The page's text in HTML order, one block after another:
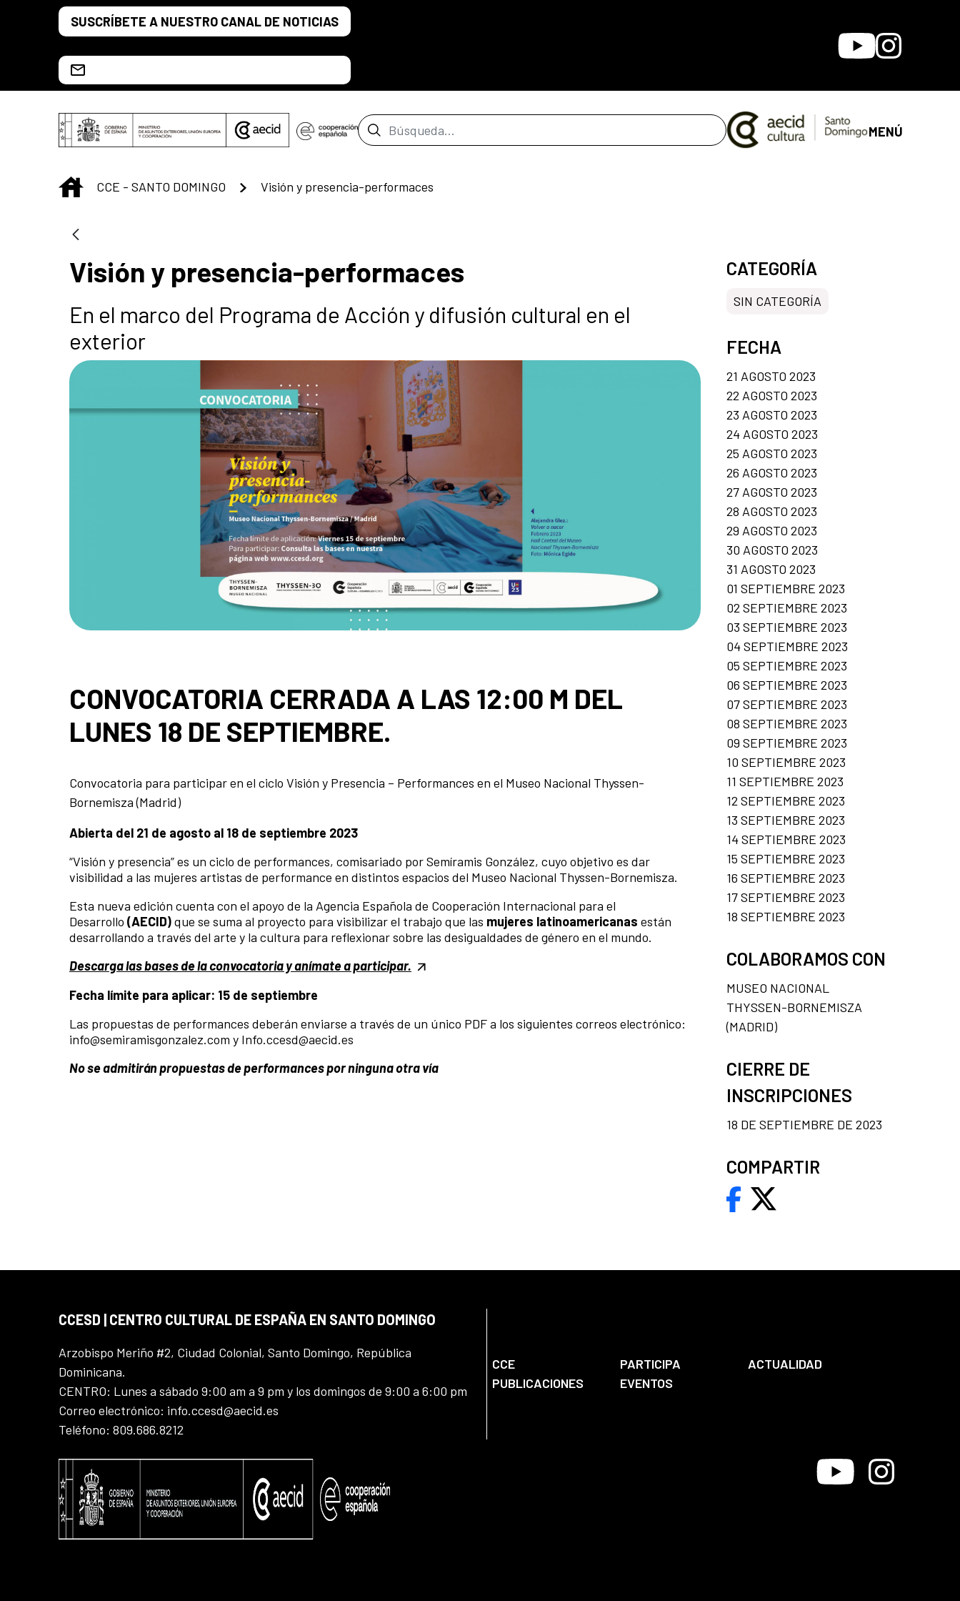
Saltar al contenido principal
SUSCRÍBETE A NUESTRO CANAL DE NOTICIAS
YoutubeInstagram
Barra de búsqueda MENÚ
INICIO
CCE - SANTO DOMINGO Visión y presencia-performaces
Visión y presencia-performaces
En el marco del Programa de Acción y difusión cultural en el
exterior
CONVOCATORIA CERRADA A LAS 12:00 M DEL
LUNES 18 DE SEPTIEMBRE.
Convocatoria para participar en el ciclo Visión y Presencia – Performances en el Museo Nacional Thyssen-
Bornemisza (Madrid)
Abierta del 21 de agosto al 18 de septiembre 2023
“Visión y presencia” es un ciclo de performances, comisariado por Semíramis González, cuyo objetivo es dar
visibilidad a las mujeres artistas de performance en distintos espacios del Museo Nacional Thyssen-Bornemisza.
Esta nueva edición cuenta con el apoyo de la Agencia Española de Cooperación Internacional para el
Desarrollo (AECID)que se suma al proyecto para visibilizar el trabajo que las mujeres latinoamericanas están
desarrollando a través del arte y la cultura para reflexionar sobre las desigualdades de género en el mundo.
Descarga las bases de la convocatoria y anímate a participar.
Fecha límite para aplicar: 15 de septiembre
Las propuestas de performances deberán enviarse a través de un único PDF a los siguientes correos electrónico:
info@semiramisgonzalez.com y Info.ccesd@aecid.es
No se admitirán propuestas de performances por ninguna otra vía
CATEGORÍA
SIN CATEGORÍA
FECHA
21 AGOSTO 2023
22 AGOSTO 2023
23 AGOSTO 2023
24 AGOSTO 2023
25 AGOSTO 2023
26 AGOSTO 2023
27 AGOSTO 2023
28 AGOSTO 2023
29 AGOSTO 2023
30 AGOSTO 2023
31 AGOSTO 2023
01 SEPTIEMBRE 2023
02 SEPTIEMBRE 2023
03 SEPTIEMBRE 2023
04 SEPTIEMBRE 2023
05 SEPTIEMBRE 2023
06 SEPTIEMBRE 2023
07 SEPTIEMBRE 2023
08 SEPTIEMBRE 2023
09 SEPTIEMBRE 2023
10 SEPTIEMBRE 2023
11 SEPTIEMBRE 2023
12 SEPTIEMBRE 2023
13 SEPTIEMBRE 2023
14 SEPTIEMBRE 2023
15 SEPTIEMBRE 2023
16 SEPTIEMBRE 2023
17 SEPTIEMBRE 2023
18 SEPTIEMBRE 2023
COLABORAMOS CON
MUSEO NACIONAL
THYSSEN-BORNEMISZA
(MADRID)
CIERRE DE
INSCRIPCIONES
18 DE SEPTIEMBRE DE 2023
COMPARTIR
CCESD | CENTRO CULTURAL DE ESPAÑA EN SANTO DOMINGO
Arzobispo Meriño #2, Ciudad Colonial, Santo Domingo, República
Dominicana.
CENTRO: Lunes a sábado 9:00 am a 9 pm y los domingos de 9:00 a 6:00 pm
Correo electrónico: info.ccesd@aecid.es
Teléfono: 809.686.8212
CCE PARTICIPA
ACTUALIDAD
PUBLICACIONES
EVENTOS
Youtube Instagram